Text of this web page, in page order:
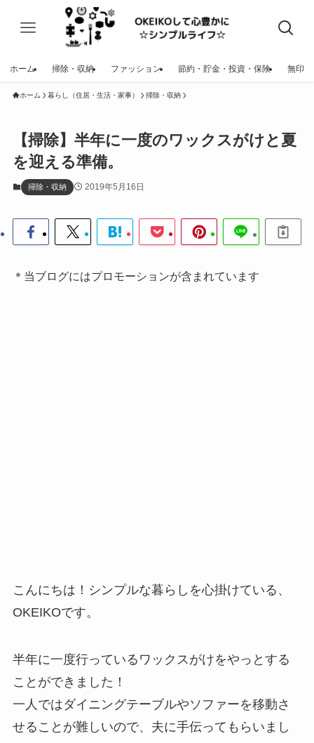
ホーム 掃除・収納 ファッション 節約・貯金・投資・保険 無印
ホーム 暮らし（住居・生活・家事） 掃除・収納
【掃除】半年に一度のワックスがけと夏
を迎える準備。
掃除・収納 2019年5月16日
＊当ブログにはプロモーションが含まれています
こんにちは！シンプルな暮らしを心掛けている、
OKEIKOです。
半年に一度行っているワックスがけをやっとする
ことができました！
一人ではダイニングテーブルやソファーを移動さ
せることが難しいので、夫に手伝ってもらいまし